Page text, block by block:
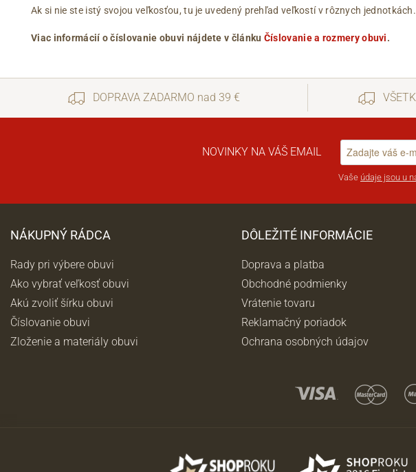
Ak si nie ste istý svojou veľkosťou, tu je uvedený prehľad veľkostí v rôznych
Viac informácií o číslovanie obuvi nájdete v článku Číslovanie a rozmery obuvi.
DOPRAVA ZADARMO nad 39 €
NOVINKY NA VÁŠ EMAIL
Vaše údaje jsou u
NÁKUPNÝ RÁDCA
Rady pri výbere obuvi
Ako vybrať veľkosť obuvi
Akú zvoliť šírku obuvi
Číslovanie obuvi
Zloženie a materiály obuvi
DÔLEŽITÉ INFORMÁCIE
Doprava a platba
Obchodné podmienky
Vrátenie tovaru
Reklamačný poriadok
Ochrana osobných údajov